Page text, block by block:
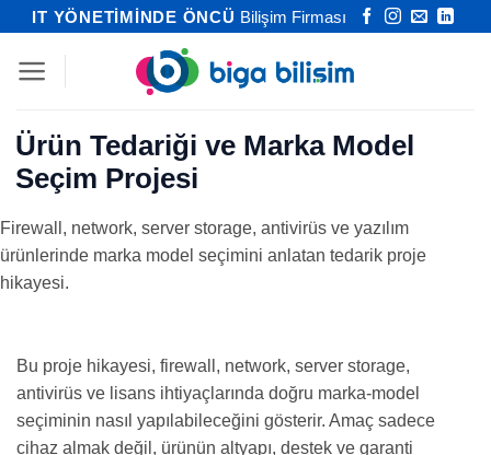
İçeriğeIT YÖNETİMİNDE ÖNCÜ Bilişim Firması
Ürün Tedariği ve Marka Model
Seçim Projesi
Firewall, network, server storage, antivirüs ve yazılım
ürünlerinde marka model seçimini anlatan tedarik proje
hikayesi.
Bu proje hikayesi, firewall, network, server storage,
antivirüs ve lisans ihtiyaçlarında doğru marka-model
seçiminin nasıl yapılabileceğini gösterir. Amaç sadece
cihaz almak değil, ürünün altyapı, destek ve garanti